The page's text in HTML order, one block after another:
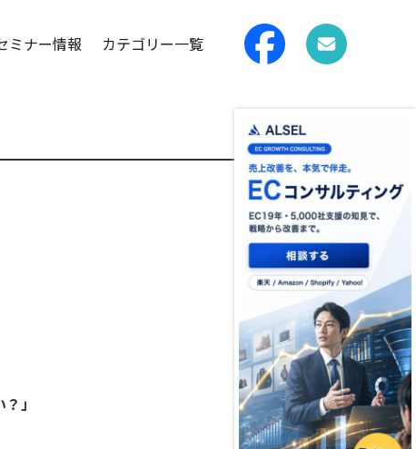
ミナー情報 カテゴリー一覧
」